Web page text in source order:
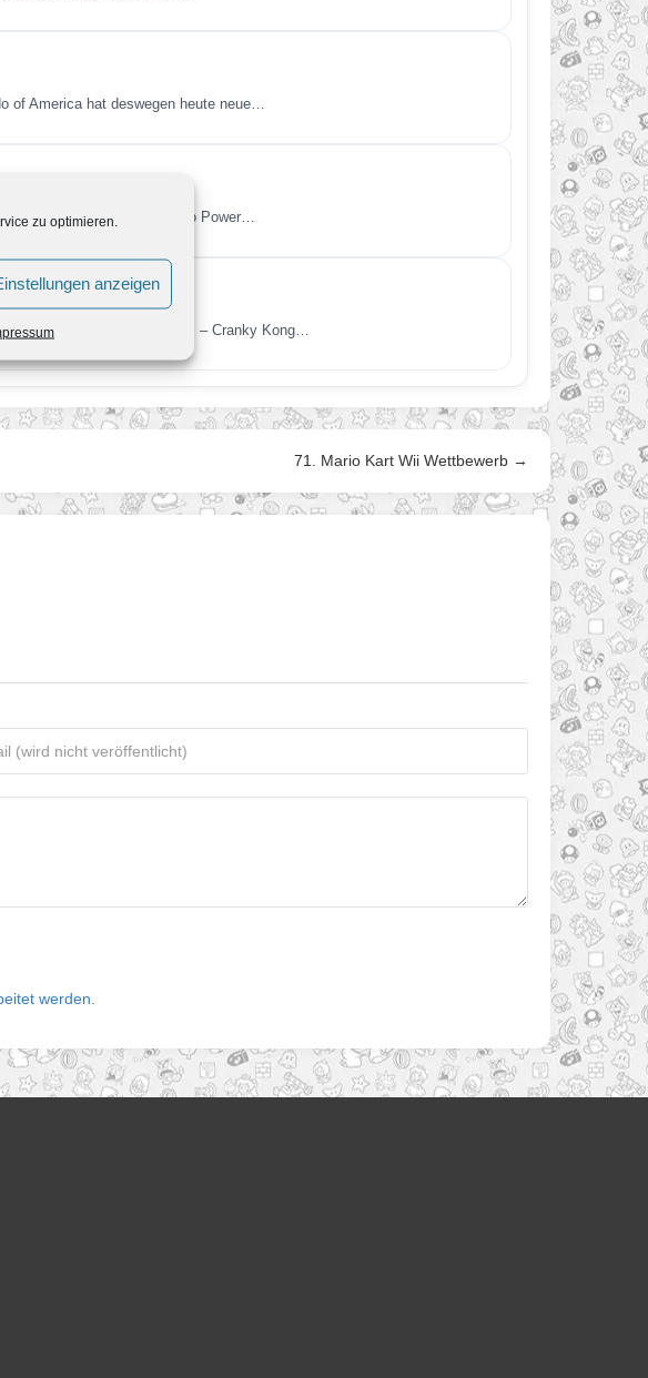
zu optimieren.
anzeigen
of America hat deswegen heute neue…
Scans zur aktuellen Nintendo Power…
Returns veröffentlicht. – Cranky Kong…
71. Mario Kart Wii Wettbewerb →
werden.